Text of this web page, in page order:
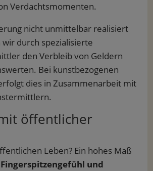
Verdachtsmomenten.
nicht unmittelbar realisiert
durch spezialisierte
den Verbleib von Geldern
Bei kunstbezogenen
dies in Zusammenarbeit mit
öffentlicher
Leben? Ein hohes Maß
und